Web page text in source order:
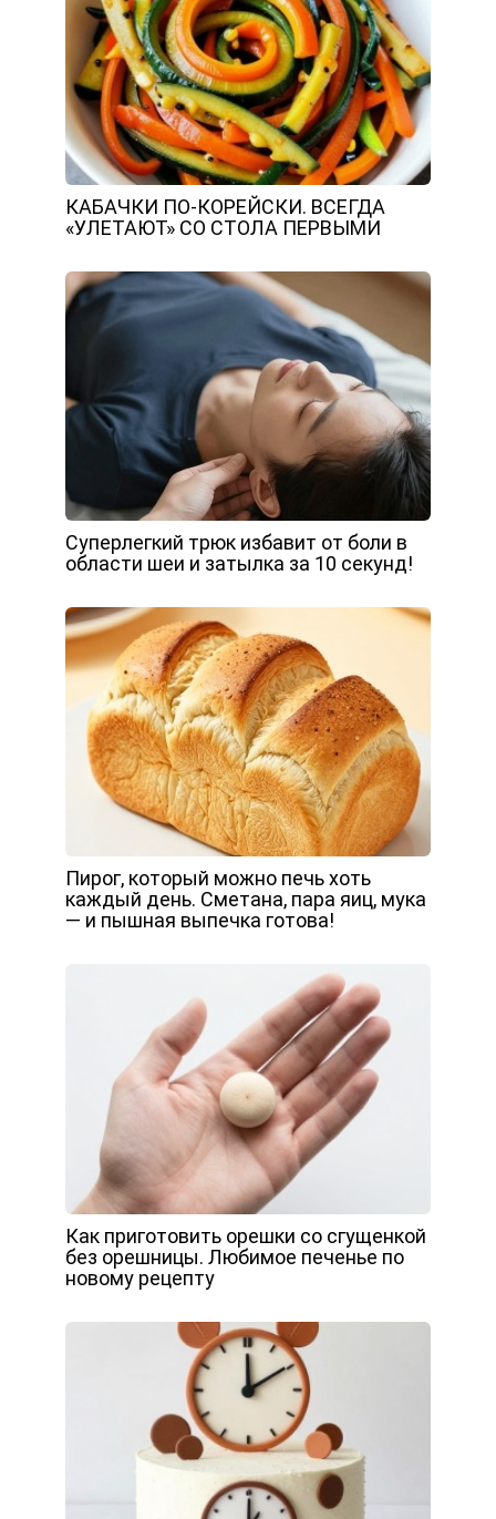
КАБАЧКИ ПО-КОРЕЙСКИ. ВСЕГДА
«УЛЕТАЮТ» СО СТОЛА ПЕРВЫМИ
Суперлегкий трюк избавит от боли в
области шеи и затылка за 10 секунд!
Пирог, который можно печь хоть
каждый день. Сметана, пара яиц, мука
— и пышная выпечка готова!
Как приготовить орешки со сгущенкой
без орешницы. Любимое печенье по
новому рецепту